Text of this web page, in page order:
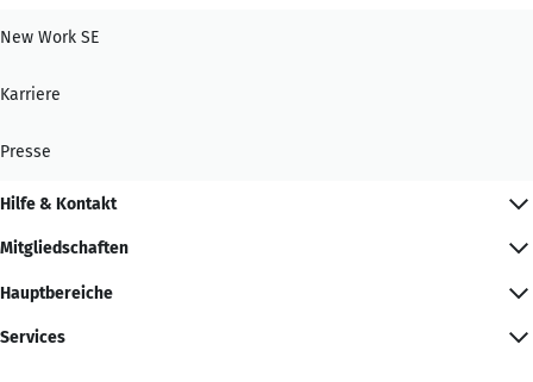
New Work SE
Karriere
Presse
Hilfe & Kontakt
Mitgliedschaften
Hauptbereiche
Services